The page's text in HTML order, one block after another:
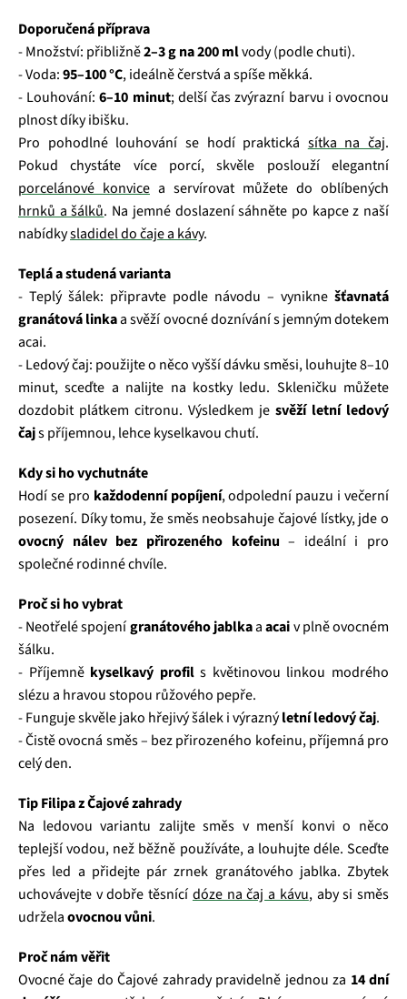
Doporučená příprava
- Množství: přibližně2–3 g na 200 mlvody (podle chuti).
- Voda:95–100 °C, ideálně čerstvá a spíše měkká.
- Louhování:6–10 minut; delší čas zvýrazní barvu i ovocnou
plnost díky ibišku.
Pro pohodlné louhování se hodí praktická sítka na čaj.
Pokud chystáte více porcí, skvěle poslouží elegantní
porcelánové konvice a servírovat můžete do oblíbených
hrnků a šálků. Na jemné doslazení sáhněte po kapce z naší
nabídkysladidel do čaje a kávy.
Teplá a studená varianta
- Teplý šálek: připravte podle návodu – vynikne šťavnatá
granátová linkaa svěží ovocné doznívání s jemným dotekem
acai.
- Ledový čaj: použijte o něco vyšší dávku směsi, louhujte 8–10
minut, sceďte a nalijte na kostky ledu. Skleničku můžete
dozdobit plátkem citronu. Výsledkem je svěží letní ledový
čajs příjemnou, lehce kyselkavou chutí.
Kdy si ho vychutnáte
Hodí se pro každodenní popíjení, odpolední pauzu i večerní
posezení. Díky tomu, že směs neobsahuje čajové lístky, jde o
ovocný nálev bez přirozeného kofeinu – ideální i pro
společné rodinné chvíle.
Proč si ho vybrat
- Neotřelé spojenígranátového jablkaaacaiv plně ovocném
šálku.
- Příjemně kyselkavý profils květinovou linkou modrého
slézu a hravou stopou růžového pepře.
- Funguje skvěle jako hřejivý šálek i výraznýletní ledový čaj.
- Čistě ovocná směs – bez přirozeného kofeinu, příjemná pro
celý den.
Tip Filipa z Čajové zahrady
Na ledovou variantu zalijte směs v menší konvi o něco
teplejší vodou, než běžně používáte, a louhujte déle. Sceďte
přes led a přidejte pár zrnek granátového jablka. Zbytek
uchovávejte v dobře těsnící dóze na čaj a kávu, aby si směs
udrželaovocnou vůni.
Proč nám věřit
Ovocné čaje do Čajové zahrady pravidelně jednou za 14 dní